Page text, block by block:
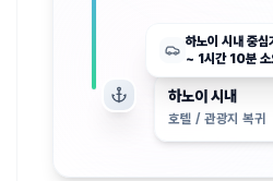
하노이 시내 중심
~ 1시간 10분
하노이 시내
호텔 / 관광지 복귀